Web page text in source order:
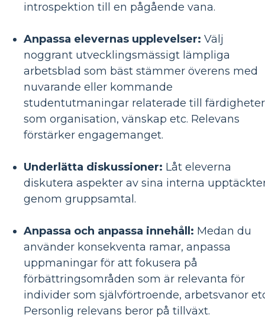
introspektion till en pågående vana.
Anpassa elevernas upplevelser: Välj
noggrant utvecklingsmässigt lämpliga
arbetsblad som bäst stämmer överens med
nuvarande eller kommande
studentutmaningar relaterade till färdigheter
som organisation, vänskap etc. Relevans
förstärker engagemanget.
Underlätta diskussioner: Låt eleverna
diskutera aspekter av sina interna
genom gruppsamtal.
Anpassa och anpassa innehåll: Medan du
använder konsekventa ramar, anpassa
uppmaningar för att fokusera på
förbättringsområden som är relevanta för
individer som självförtroende, arbetsvanor
Personlig relevans beror på tillväxt.